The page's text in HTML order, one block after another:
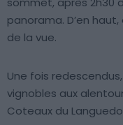
panorama. D’en
de la vue.
Une fois
vignobles aux
Coteaux du